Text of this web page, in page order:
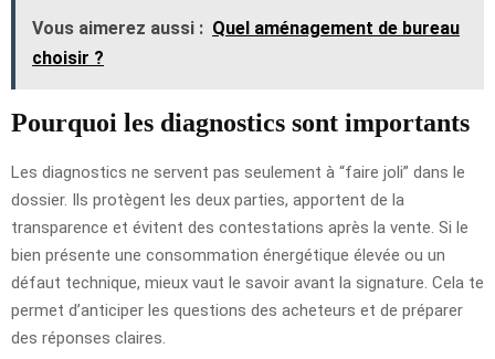
Vous aimerez aussi : Quel aménagement de bureau
choisir ?
Pourquoi les diagnostics sont importants
Les diagnostics ne servent pas seulement à “faire joli” dans le
dossier. Ils protègent les deux parties, apportent de la
transparence et évitent des contestations après la vente. Si le
bien présente une consommation énergétique élevée ou un
défaut technique, mieux vaut le savoir avant la signature. Cela te
permet d’anticiper les questions des acheteurs et de préparer
des réponses claires.